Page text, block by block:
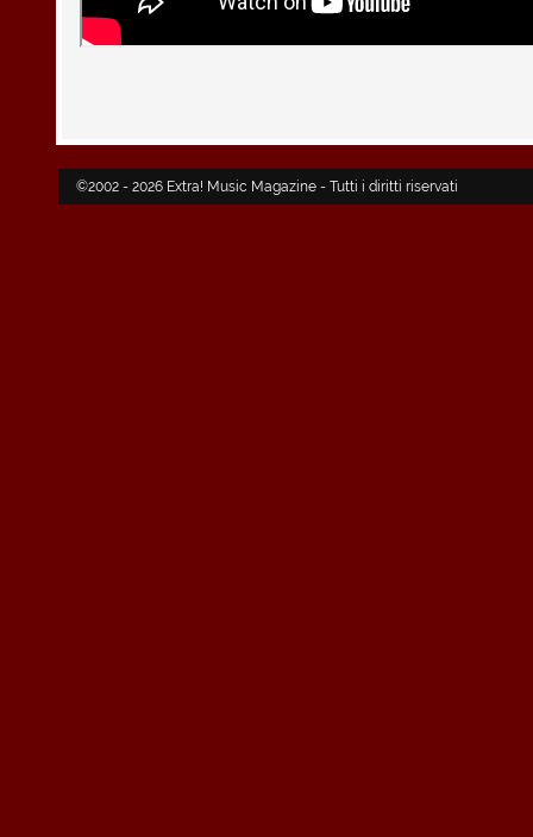
©2002 - 2026 Extra! Music Magazine - Tutti i diritti riservati